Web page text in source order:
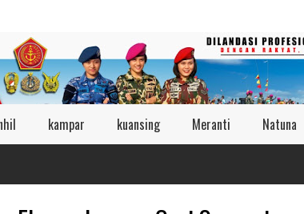
kampar kuansing Meranti Natuna